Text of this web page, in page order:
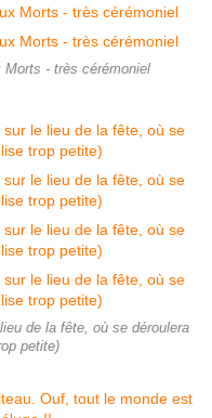
Morts - très cérémoniel
de la fête, où se déroulera
petite)